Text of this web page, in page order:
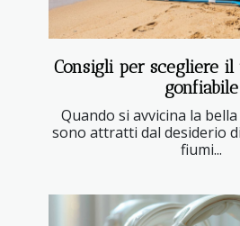
Consigli per scegliere il
gonfiabile
Quando si avvicina la
sono attratti dal desiderio
fiumi...